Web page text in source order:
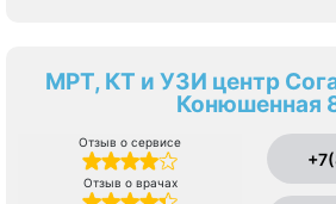
МРТ, КТ и УЗИ центр
Конюшенная
Отзыв о сервисе
Отзыв о врачах